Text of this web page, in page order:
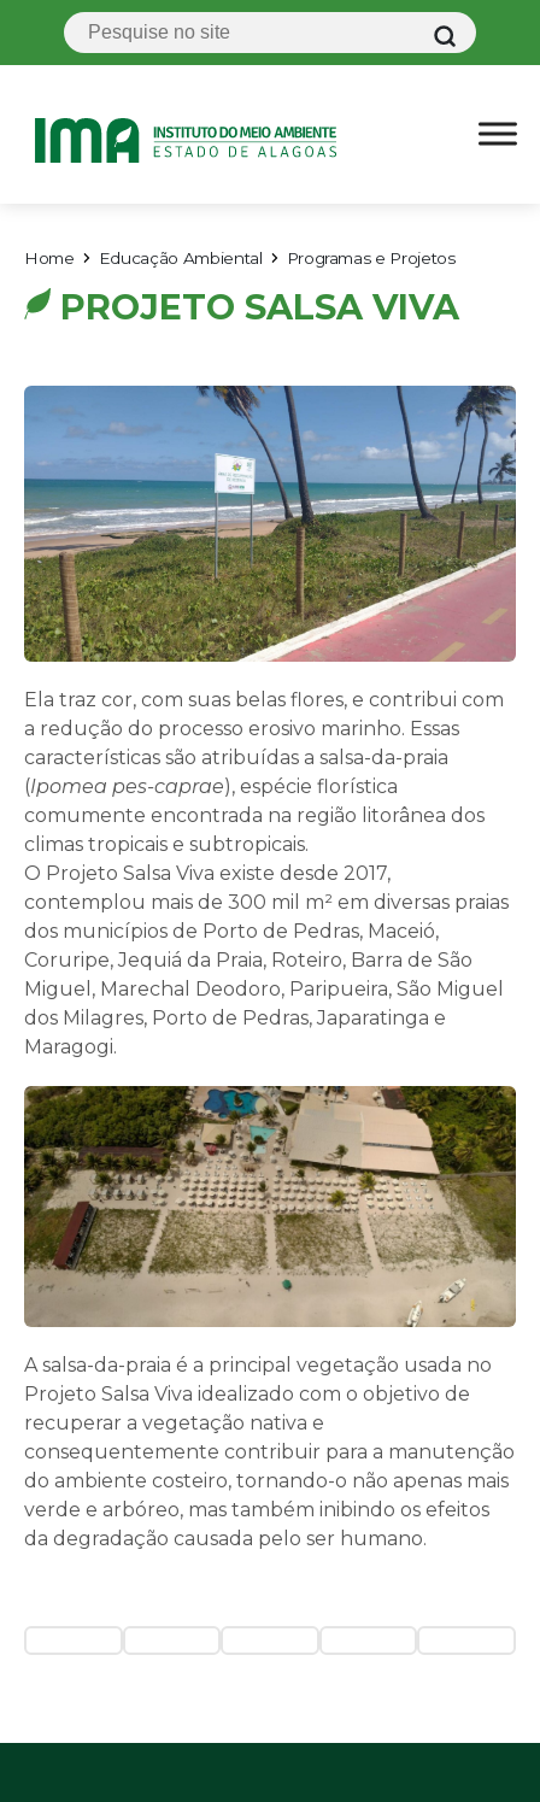
Home Educação Ambiental Programas e Projetos
PROJETO SALSA VIVA
Ela traz cor, com suas belas flores, e contribui com
a redução do processo erosivo marinho. Essas
características são atribuídas a salsa-da-praia
(Ipomea pes-caprae), espécie florística
comumente encontrada na região litorânea dos
climas tropicais e subtropicais.
O Projeto Salsa Viva existe desde 2017,
contemplou mais de 300 mil m² em diversas praias
dos municípios de Porto de Pedras, Maceió,
Coruripe, Jequiá da Praia, Roteiro, Barra de São
Miguel, Marechal Deodoro, Paripueira, São Miguel
dos Milagres, Porto de Pedras, Japaratinga e
Maragogi.
A salsa-da-praia é a principal vegetação usada no
Projeto Salsa Viva idealizado com o objetivo de
recuperar a vegetação nativa e
consequentemente contribuir para a manutenção
do ambiente costeiro, tornando-o não apenas mais
verde e arbóreo, mas também inibindo os efeitos
da degradação causada pelo ser humano.